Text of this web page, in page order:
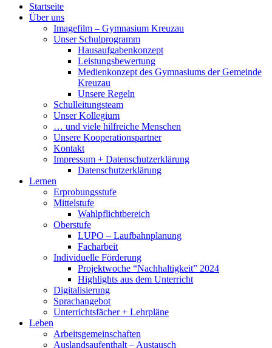
Startseite
Über uns
Imagefilm – Gymnasium Kreuzau
Unser Schulprogramm
Hausaufgabenkonzept
Leistungsbewertung
Medienkonzept des Gymnasiums der Gemeinde
Kreuzau
Unsere Regeln
Schulleitungsteam
Unser Kollegium
… und viele hilfreiche Menschen
Unsere Kooperationspartner
Kontakt
Impressum + Datenschutzerklärung
Datenschutzerklärung
Lernen
Erprobungsstufe
Mittelstufe
Wahlpflichtbereich
Oberstufe
LUPO – Laufbahnplanung
Facharbeit
Individuelle Förderung
Projektwoche “Nachhaltigkeit” 2024
Highlights aus dem Unterricht
Digitalisierung
Sprachangebot
Unterrichtsfächer + Lehrpläne
Leben
Arbeitsgemeinschaften
Auslandsaufenthalt – Austausch